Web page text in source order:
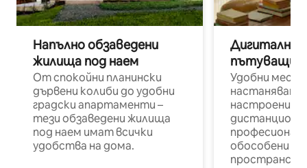
Напълно обзаведени
жилища под наем
От спокойни планински
дървени колиби до удобни
градски апартаменти –
тези обзаведени жилища
под наем имат всички
удобства на дома.
Дигитални
пътуващи
Удобни
настаняване
настроени и
обособени